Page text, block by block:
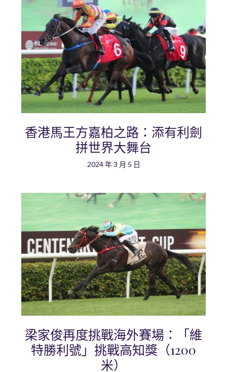
香港馬王方嘉柏之路：添有利劍
拼世界大舞台
2024 年 3 月 5 日
梁家俊再度挑戰海外賽場：「維
特勝利號」挑戰高知獎（1200
米）